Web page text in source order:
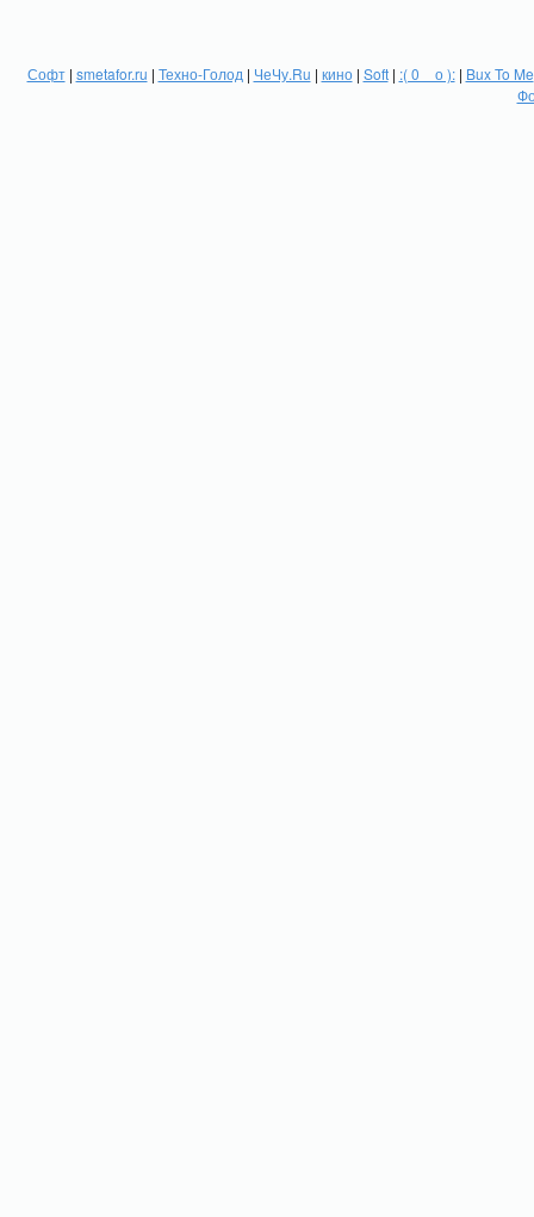
Софт| smetafor.ru | Техно-Голод | ЧеЧу.Ru | кино| Soft| :( 0 _ о ):| Bux To Me